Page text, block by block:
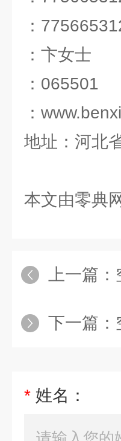
：
：卞女士
：065501
：
地址：河北
本文由零典
上一篇：
下一篇：
* 姓名：